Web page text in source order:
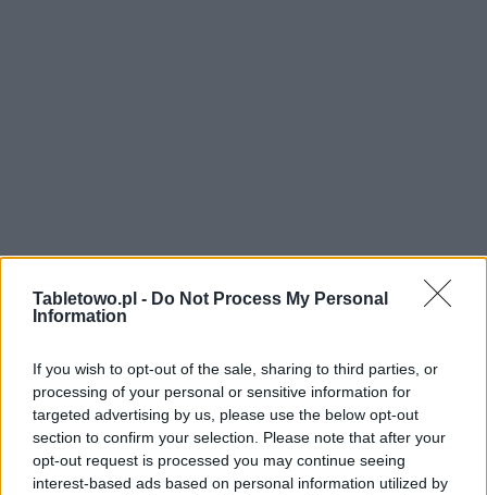
Tabletowo.pl - Do Not Process My Personal
Information
If you wish to opt-out of the sale, sharing to third parties, or
processing of your personal or sensitive information for
targeted advertising by us, please use the below opt-out
section to confirm your selection. Please note that after your
opt-out request is processed you may continue seeing
interest-based ads based on personal information utilized by